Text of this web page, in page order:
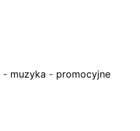
- muzyka - promocyjne